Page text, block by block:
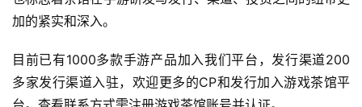
加的紧实和深入。
目前已有1000多款手游产品加入我们平台，发行渠道200
多家发行渠道入驻，欢迎更多的CP和发行加入游戏茶馆平